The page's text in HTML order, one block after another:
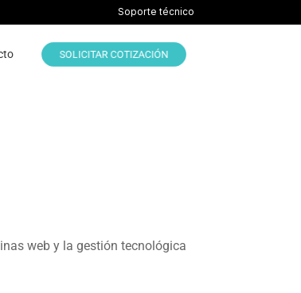
Soporte técnico
SOLICITAR COTIZACIÓN
web y la gestión tecnológica